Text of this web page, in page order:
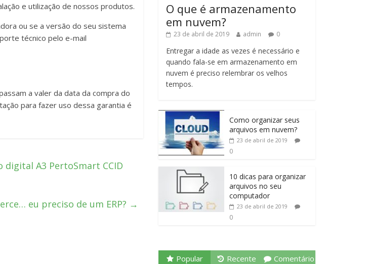
e utilização de nossos produtos.
ou se a versão do seu sistema
técnico pelo e-mail
a valer da data da compra do
para fazer uso dessa garantia é
A3 PertoSmart CCID
eu preciso de um ERP? →
O que é armazenamento
em nuvem?
23 de abril de 2019 admin 0
Entregar a idade as vezes é necessário e
quando fala-se em armazenamento em
nuvem é preciso relembrar os velhos
tempos.
Como organizar seus
arquivos em nuvem?
23 de abril de 2019
0
10 dicas para organizar
arquivos no seu
computador
23 de abril de 2019
0
Popular Recente Comentário